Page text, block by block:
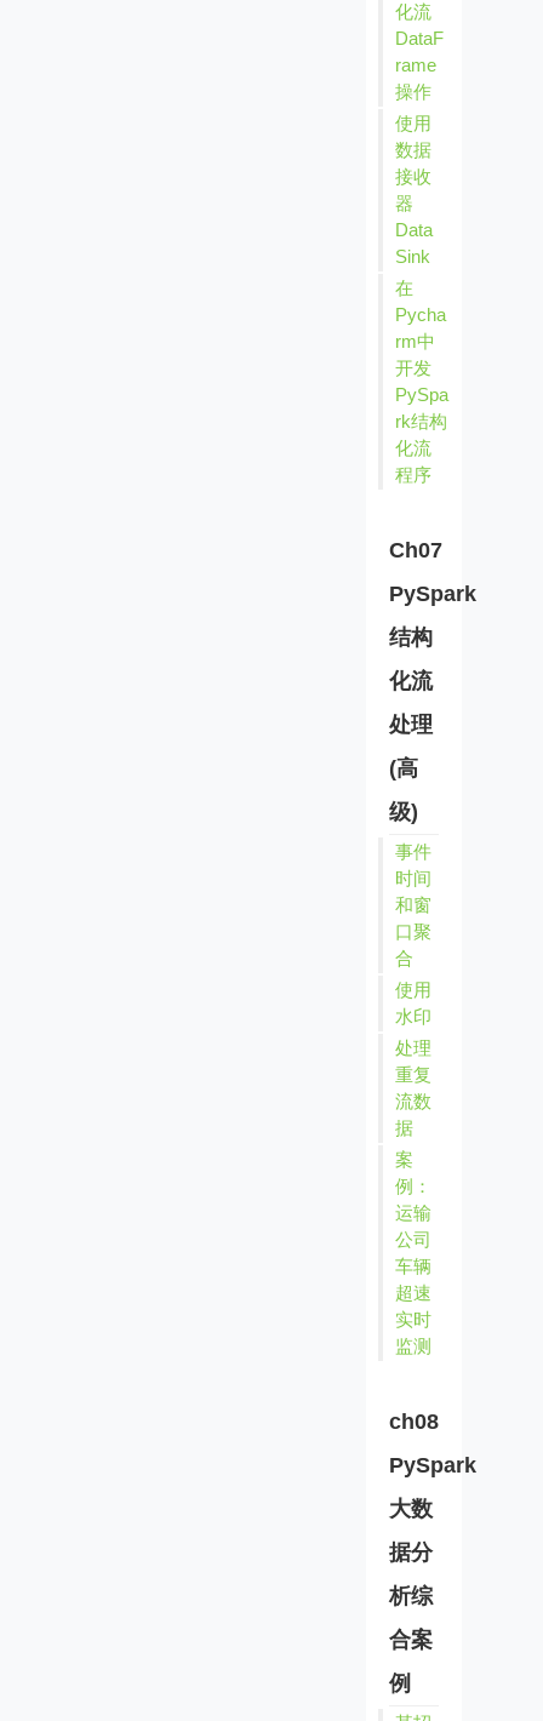
化流
DataF
rame
操作
使用
数据
接收
器
Data
Sink
在
Pycha
rm中
开发
PySpa
rk结构
化流
程序
Ch07
PySpark
结构
化流
处理
(高
级)
事件
时间
和窗
口聚
合
使用
水印
处理
重复
流数
据
案
例：
运输
公司
车辆
超速
实时
监测
ch08
PySpark
大数
据分
析综
合案
例